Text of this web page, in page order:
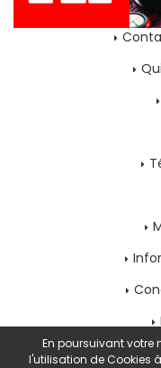
En poursuivant votre
l'utilisation de Cookies